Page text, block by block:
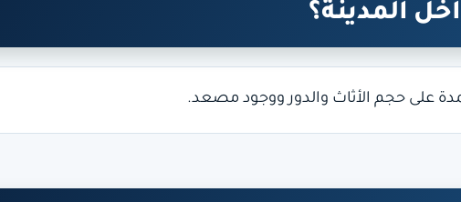
المدينة؟
على حجم الأثاث والدور ووجود مصعد.